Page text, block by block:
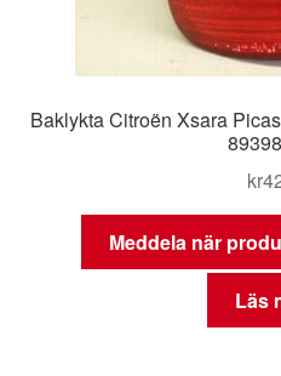
Baklykta Citroën Xsara
kr
Meddela när
Läs